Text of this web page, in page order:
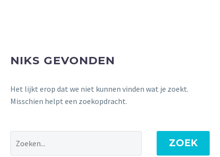
NIKS GEVONDEN
Het lijkt erop dat we niet kunnen vinden wat je zoekt.
Misschien helpt een zoekopdracht.
ZOEK